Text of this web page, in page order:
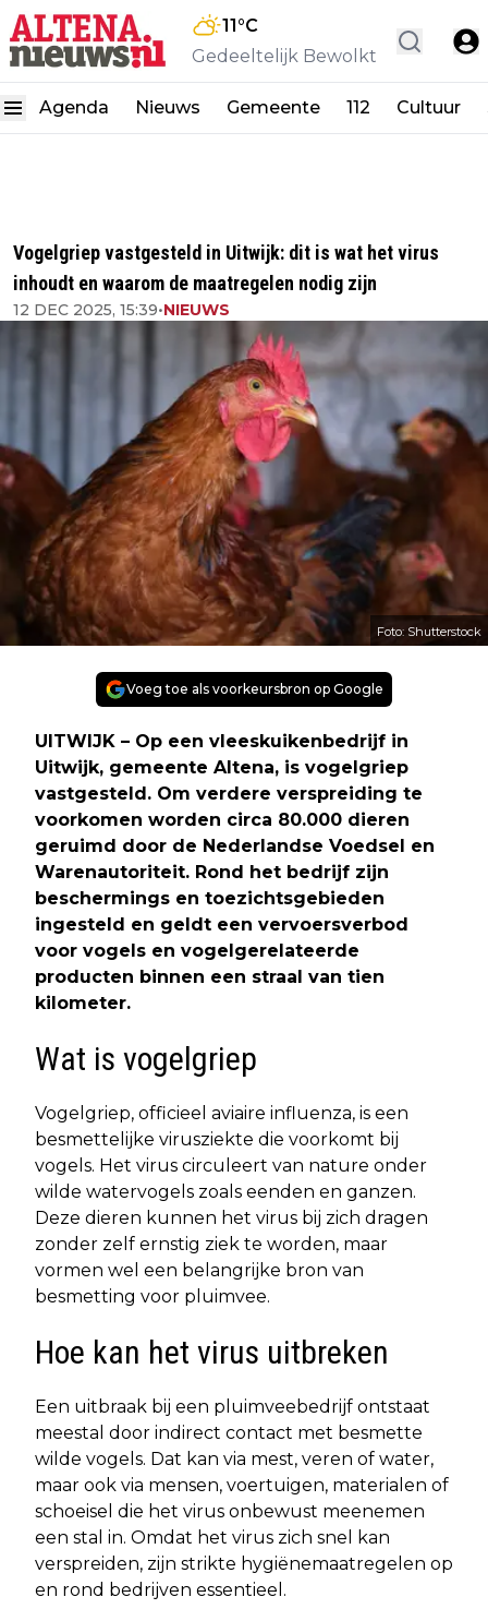
11°C
Gedeeltelijk Bewolkt
Agenda Nieuws Gemeente 112 Cultuur
Vogelgriep vastgesteld in Uitwijk: dit is wat het virus
inhoudt en waarom de maatregelen nodig zijn
12 DEC 2025, 15:39•NIEUWS
Foto: Shutterstock
Voeg toe als voorkeursbron op Google
UITWIJK – Op een vleeskuikenbedrijf in
Uitwijk, gemeente Altena, is vogelgriep
vastgesteld. Om verdere verspreiding te
voorkomen worden circa 80.000 dieren
geruimd door de Nederlandse Voedsel en
Warenautoriteit. Rond het bedrijf zijn
beschermings en toezichtsgebieden
ingesteld en geldt een vervoersverbod
voor vogels en vogelgerelateerde
producten binnen een straal van tien
kilometer.
Wat is vogelgriep
Vogelgriep, officieel aviaire influenza, is een
besmettelijke virusziekte die voorkomt bij
vogels. Het virus circuleert van nature onder
wilde watervogels zoals eenden en ganzen.
Deze dieren kunnen het virus bij zich dragen
zonder zelf ernstig ziek te worden, maar
vormen wel een belangrijke bron van
besmetting voor pluimvee.
Hoe kan het virus uitbreken
Een uitbraak bij een pluimveebedrijf ontstaat
meestal door indirect contact met besmette
wilde vogels. Dat kan via mest, veren of water,
maar ook via mensen, voertuigen, materialen of
schoeisel die het virus onbewust meenemen
een stal in. Omdat het virus zich snel kan
verspreiden, zijn strikte hygiënemaatregelen op
en rond bedrijven essentieel.